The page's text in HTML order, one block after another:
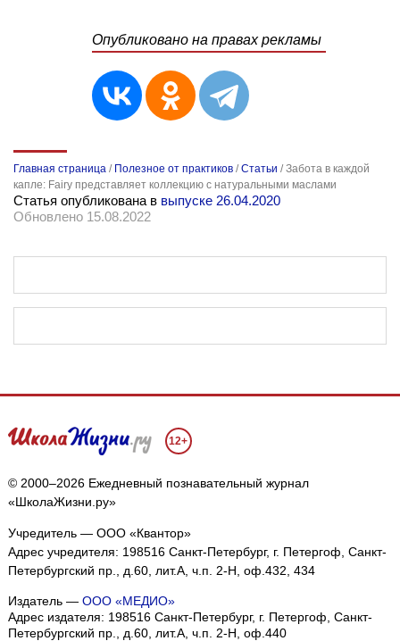
Опубликовано на правах рекламы
Главная страница / Полезное от практиков /Статьи /Забота в каждой
капле: Fairy представляет коллекцию с натуральными маслами
Статья опубликована в выпуске 26.04.2020
Обновлено 15.08.2022
12+
© 2000–2026 Ежедневный познавательный журнал
«ШколаЖизни.ру»
Учредитель — ООО «Квантор»
Адрес учредителя: 198516 Санкт-Петербург, г. Петергоф, Санкт-
Петербургский пр., д.60, лит.А, ч.п. 2-Н, оф.432, 434
Издатель — ООО «МЕДИО»
Адрес издателя: 198516 Санкт-Петербург, г. Петергоф, Санкт-
Петербургский пр., д.60, лит.А, ч.п. 2-Н, оф.440